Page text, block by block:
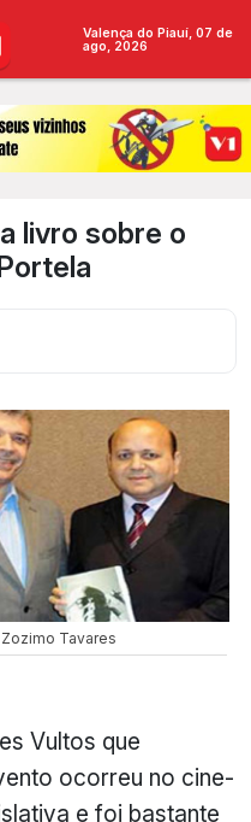
Valença do Piauí, 07 de
ago, 2026
livro sobre o
Tavares
Vultos que
ocorreu no cine-
e foi bastante